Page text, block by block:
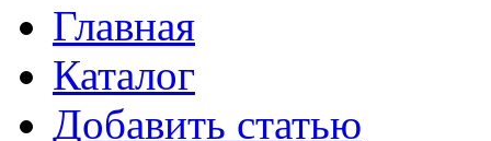
Главная
Каталог
Добавить статью